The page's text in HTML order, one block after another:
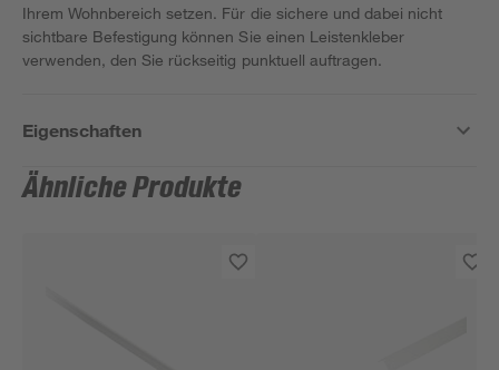
Ihrem Wohnbereich setzen. Für die sichere und dabei nicht
sichtbare Befestigung können Sie einen Leistenkleber
verwenden, den Sie rückseitig punktuell auftragen.
Eigenschaften
Ähnliche Produkte